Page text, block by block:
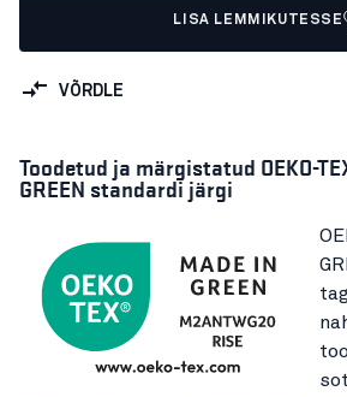
LISA LEMMIKUTESSE
VÕRDLE
Toodetud ja märgistatud OEKO-
GREEN standardi järgi